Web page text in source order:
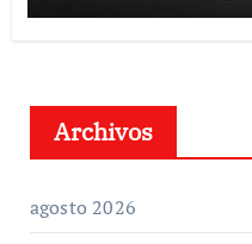
Archivos
agosto 2026